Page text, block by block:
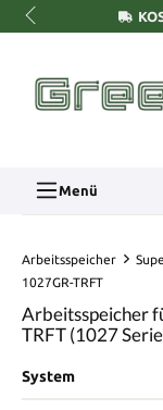
Menü
Arbeitsspeicher
1027GR-TRFT
Arbeitsspeicher
TRFT (1027
System